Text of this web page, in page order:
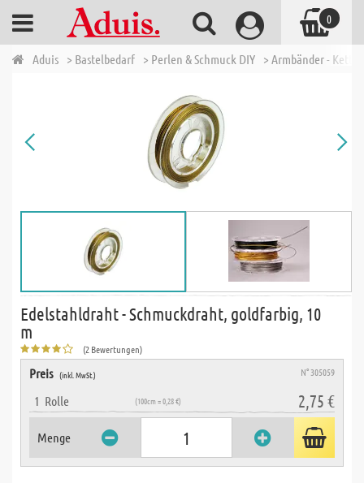
Aduis > Bastelbedarf > Perlen & Schmuck DIY > Armbänder -
Edelstahldraht - Schmuckdraht, goldfarbig, 10
m
(2 Bewertungen)
Preis (inkl. MwSt.) N° 305059
1 Rolle (100cm = 0,28 €) 2,75 €
Menge
0